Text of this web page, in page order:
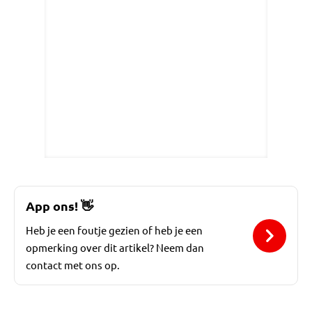
App ons!👋
Heb je een foutje gezien of heb je een
opmerking over dit artikel? Neem dan
contact met ons op.